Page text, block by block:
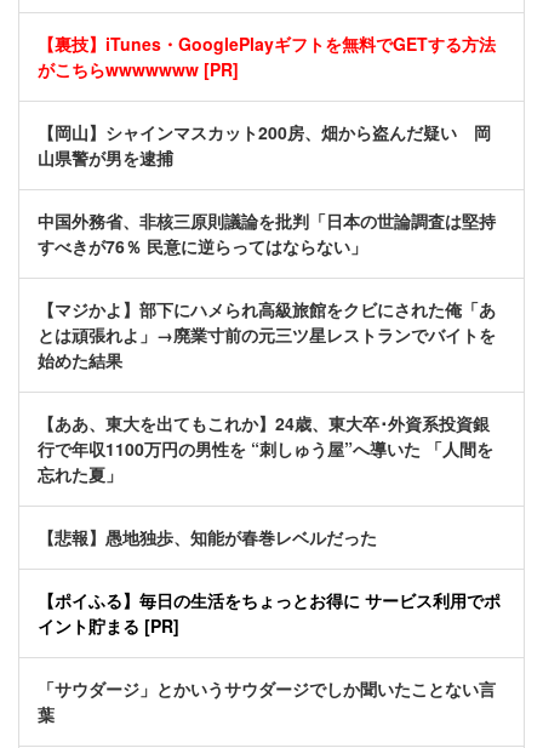
【裏技】iTunes・GooglePlayギフトを無料でGETする方法
がこちらwwwwwww [PR]
【岡山】シャインマスカット200房、畑から盗んだ疑い 岡
山県警が男を逮捕
中国外務省、非核三原則議論を批判「日本の世論調査は堅持
すべきが76％ 民意に逆らってはならない」
【マジかよ】部下にハメられ高級旅館をクビにされた俺「あ
とは頑張れよ」→廃業寸前の元三ツ星レストランでバイトを
始めた結果
【ああ、東大を出てもこれか】24歳、東大卒･外資系投資銀
行で年収1100万円の男性を “刺しゅう屋”へ導いた 「人間を
忘れた夏」
【悲報】愚地独歩、知能が春巻レベルだった
【ポイふる】毎日の生活をちょっとお得に サービス利用でポ
イント貯まる [PR]
「サウダージ」とかいうサウダージでしか聞いたことない言
葉